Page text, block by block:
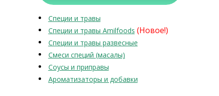
Специи и травы
Специи и травы Amilfoods (Новое!)
Специи и травы развесные
Смеси специй (масалы)
Соусы и приправы
Ароматизаторы и добавки